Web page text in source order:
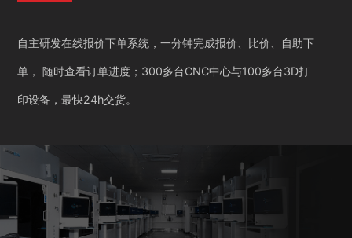
自主研发在线报价下单系统，一分钟完成报价、比价、自助下
单， 随时查看订单进度；300多台CNC中心与100多台3D打
印设备，最快24h交货。